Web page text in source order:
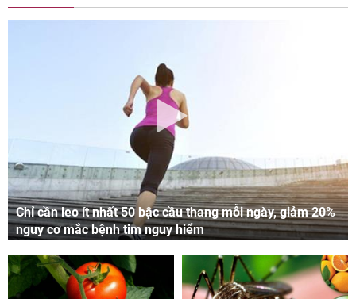
Chỉ cần leo ít nhất 50 bậc cầu thang mỗi ngày, giảm 20%
nguy cơ mắc bệnh tim nguy hiểm